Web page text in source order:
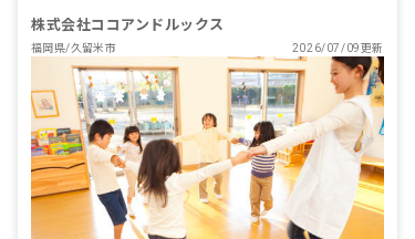
株式会社ココアンドルックス
福岡県/久留米市 2026/07/09更新